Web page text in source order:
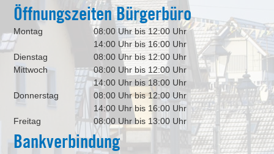
Öffnungszeiten Bürgerbüro
Montag
08:00 Uhr bis 12:00 Uhr
14:00 Uhr bis 16:00 Uhr
Dienstag
08:00 Uhr bis 12:00 Uhr
Mittwoch
08:00 Uhr bis 12:00 Uhr
14:00 Uhr bis 18:00 Uhr
Donnerstag
08:00 Uhr bis 12:00 Uhr
14:00 Uhr bis 16:00 Uhr
Freitag
08:00 Uhr bis 13:00 Uhr
Bankverbindung